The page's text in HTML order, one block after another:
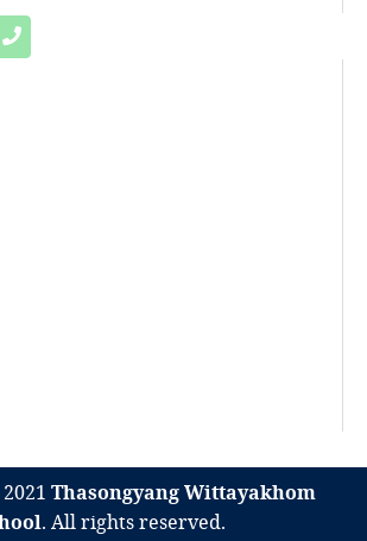
Thasongyang Wittayakhom
. All rights reserved.